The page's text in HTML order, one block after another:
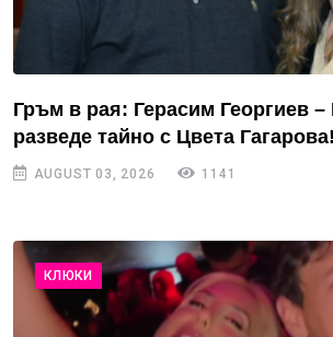
Гръм в рая: Герасим Георгиев –
разведе тайно с Цвета Гагарова!
AUGUST 03, 2026 1141
КЛЮКИ